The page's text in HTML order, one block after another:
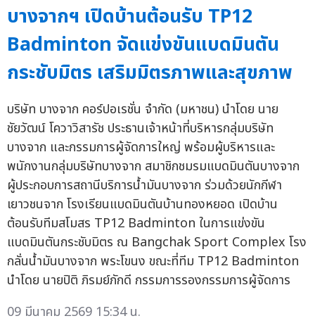
บางจากฯ เปิดบ้านต้อนรับ TP12
Badminton จัดแข่งขันแบดมินตัน
กระชับมิตร เสริมมิตรภาพและสุขภาพ
บริษัท บางจาก คอร์ปอเรชั่น จำกัด (มหาชน) นำโดย นาย
ชัยวัฒน์ โควาวิสารัช ประธานเจ้าหน้าที่บริหารกลุ่มบริษัท
บางจาก และกรรมการผู้จัดการใหญ่ พร้อมผู้บริหารและ
พนักงานกลุ่มบริษัทบางจาก สมาชิกชมรมแบดมินตันบางจาก
ผู้ประกอบการสถานีบริการน้ำมันบางจาก ร่วมด้วยนักกีฬา
เยาวชนจาก โรงเรียนแบดมินตันบ้านทองหยอด เปิดบ้าน
ต้อนรับทีมสโมสร TP12 Badminton ในการแข่งขัน
แบดมินตันกระชับมิตร ณ Bangchak Sport Complex โรง
กลั่นน้ำมันบางจาก พระโขนง ขณะที่ทีม TP12 Badminton
นำโดย นายปิติ ภิรมย์ภักดี กรรมการรองกรรมการผู้จัดการ
09 มีนาคม 2569 15:34 น.